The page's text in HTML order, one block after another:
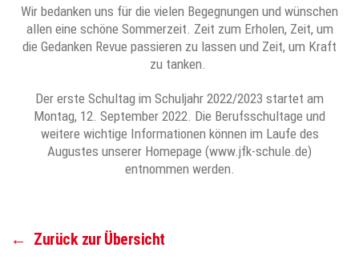
Wir bedanken uns für die vielen Begegnungen und wünschen
allen eine schöne Sommerzeit. Zeit zum Erholen, Zeit, um
die Gedanken Revue passieren zu lassen und Zeit, um Kraft
zu tanken.
Der erste Schultag im Schuljahr 2022/2023 startet am
Montag, 12. September 2022. Die Berufsschultage und
weitere wichtige Informationen können im Laufe des
Augustes unserer Homepage (www.jfk-schule.de)
entnommen werden.
← Zurück zur Übersicht